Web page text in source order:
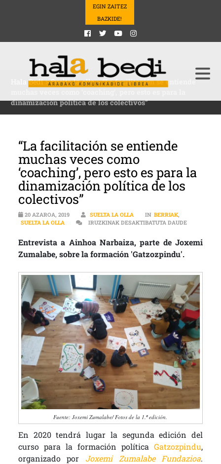
EGIN ZAITEZ
BAZKIDE!
Hala Bedi>Suelta la olla>“La facilitación se entiende
dinamización política de los colectivos”
“La facilitación se entiende
muchas veces como
‘coaching’, pero esto es para la
dinamización política de los
colectivos”
20 AZAROA, 2019 SUELTA LA OLLA IN BERRIAK,
SUELTA LA OLLA
IRUZKINAK DESAKTIBATUTA DAUDE“LA
Entrevista a Ainhoa Narbaiza, parte de Joxemi
Zumalabe, sobre la formación 'Gatzozpindu'.
Fuente: Joxemi Zumalabe/ Fotos de la 1.ª edición.
En 2020 tendrá lugar la segunda edición del
curso para la formación políticaGatzozpindu,
organizado por Joxemi Zumalabe Fundazioa.